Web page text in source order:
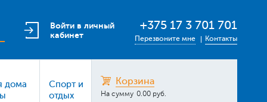
Войти в личный
кабинет
+375 17 3 701 701
Перезвоните мне Контакты
дома
Спорт и
отдых
Корзина
На сумму 0.00 руб.